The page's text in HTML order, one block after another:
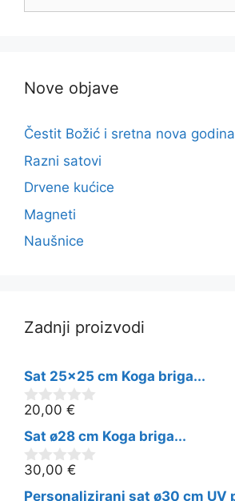
Nove objave
Čestit Božić i sretna nova godina
Razni satovi
Drvene kućice
Magneti
Naušnice
Zadnji proizvodi
Sat 25x25 cm Koga briga...
0
o
d
5
20,00 €
Sat ø28 cm Koga briga...
0
o
30,00 €
Personalizirani sat ø30 cm UV